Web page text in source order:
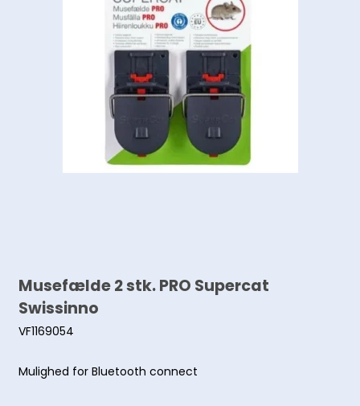
Musefælde 2 stk. PRO Supercat
Swissinno
VF1169054
Mulighed for Bluetooth connect